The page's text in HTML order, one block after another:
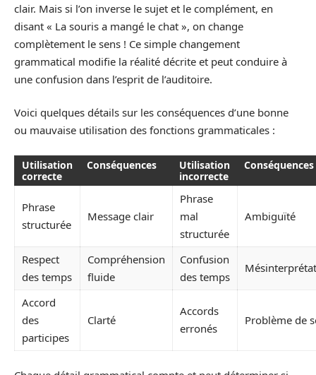
clair. Mais si l’on inverse le sujet et le complément, en
disant « La souris a mangé le chat », on change
complètement le sens ! Ce simple changement
grammatical modifie la réalité décrite et peut conduire à
une confusion dans l’esprit de l’auditoire.
Voici quelques détails sur les conséquences d’une bonne
ou mauvaise utilisation des fonctions grammaticales :
Utilisation
correcte
Conséquences
Utilisation
incorrecte
Conséquences
Phrase
structurée
Message clair
Phrase
mal
structurée
Ambiguïté
Respect
des temps
Compréhension
fluide
Confusion
des temps
Accord
des
participes
Clarté
Accords
erronés
Problème de